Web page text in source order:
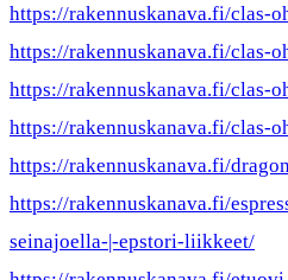
https://rakennuskanava.fi/clas-
https://rakennuskanava.fi/clas-
https://rakennuskanava.fi/clas-
https://rakennuskanava.fi/clas-
https://rakennuskanava.fi/
https://rakennuskanava.fi/
seinajoella-|-epstori-liikkeet/